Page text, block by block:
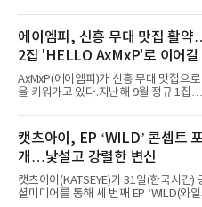
서 열린 ‘롤라팔루자 시카고
Chicago)의 알리안츠 스테이지에 올랐
“총 14곡으로 구성된 세트리스트를 선사
년 차다운 노련한 무대 매너와 파워풀한
로 현장의 분위기를 압도했다”고 밝혔
년 시작된 ‘롤라팔루자’는 8개 스테이지
팀의 아티스트와 40만 명 이상의 관객이
코르티스 등 K팝 스타들이 출연진 명단
을 올렸다.이날 에스파는
에이엠피, 신흥 무대 맛집 활약
2집 'HELLO AxMxP'로 이어갈
세
AxMxP(에이엠피)가 신흥 무대 맛집으
을 키워가고 있다.지난해 9월 정규 1집
AxMxP는 데뷔 전부터 버스킹과 각종
공연 무대에 오르며 실전 경험을 쌓아왔
은 소속사 패밀리 콘서트를 비롯해 '뷰티
라이프 2025', '2025 부산국제록페스티
형 무대에 잇달아 출연해 당찬 에너지와
매력으로 음악팬들의 눈도장을 찍었다.
AxMxP는 '카운트다운 판타지 2025-
캣츠아이, EP ‘WILD’ 콘셉트
개…낯설고 강렬한 변신
캣츠아이(KATSEYE)가 31일(한국시간)
셜미디어를 통해 세 번째 EP ‘WILD(와